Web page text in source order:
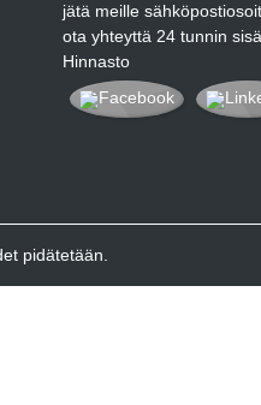
jätä meille
ota yhteyttä 24 tunnin
Hinnasto
pidätetään.